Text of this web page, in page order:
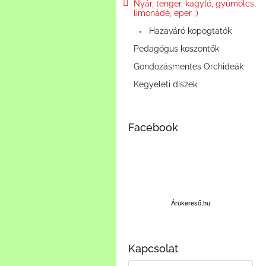
Nyár, tenger, kagyló, gyümölcs,
limonádé, eper :)
Hazaváró kopogtatók
Pedagógus köszöntők
Gondozásmentes Orchideák
Kegyeleti díszek
Facebook
e
s
Árukereső.hu
Kapcsolat